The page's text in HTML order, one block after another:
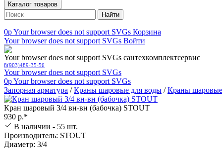
Каталог товаров
Найти
0pYour browser does not support SVGs Корзина
Your browser does not support SVGs Войти
Your browser does not support SVGs сантехкомплектсервис
8(903)489-35-56
Your browser does not support SVGs
0pYour browser does not support SVGs
Запорная арматура /Краны шаровые для воды /Краны
Кран шаровый 3/4 вн-вн (бабочка) STOUT
930 р.*
В наличии - 55 шт.
Производитель: STOUT
Диаметр: 3/4